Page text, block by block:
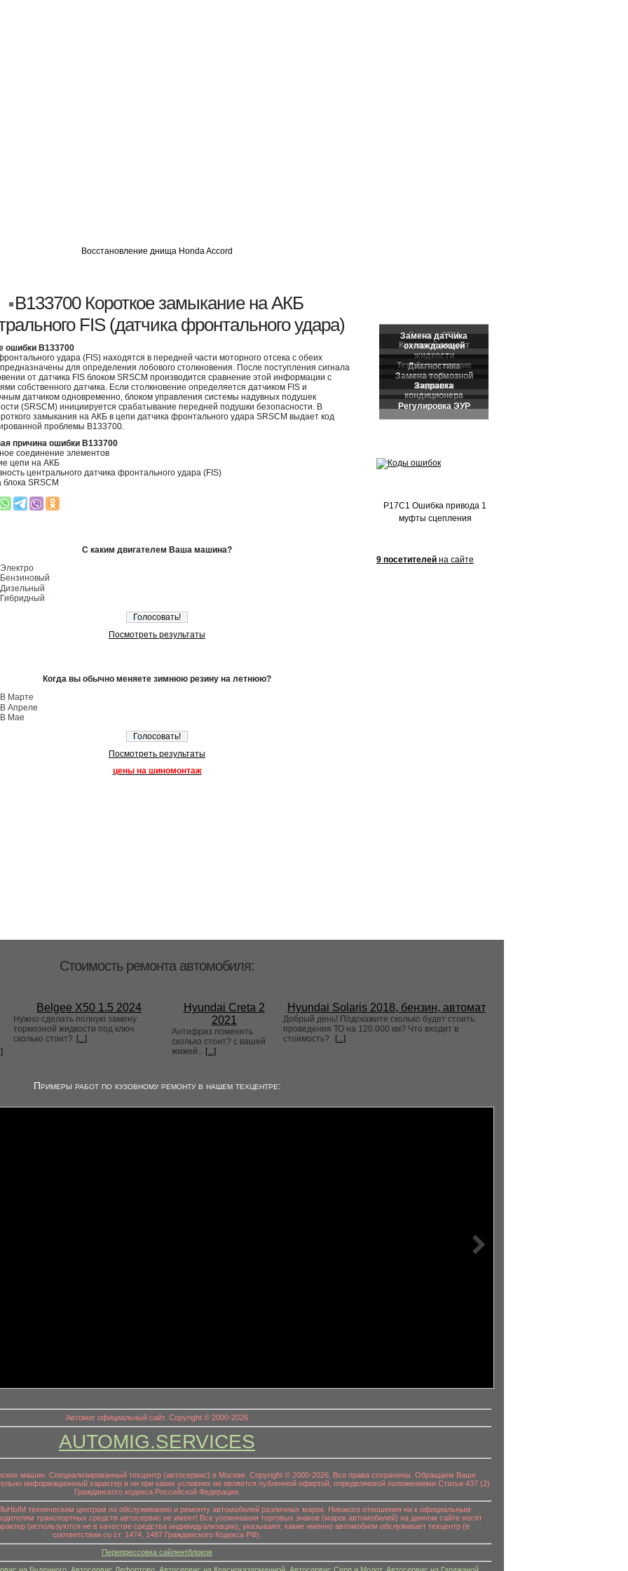
Восстановление днища Honda Accord
B133700 Короткое замыкание на АКБ
FIS (датчика фронтального удара)
ошибки B133700
удара (FIS) находятся в передней части моторного отсека с обеих
для определения лобового столкновения. После поступления сигнала
от датчика FIS блоком SRSCM производится сравнение этой информации с
собственного датчика. Если столкновение определяется датчиком FIS и
датчиком одновременно, блоком управления системы надувных подушек
(SRSCM) инициируется срабатывание передней подушки безопасности. В
замыкания на АКБ в цепи датчика фронтального удара SRSCM выдает код
проблемы B133700.
причина ошибки B133700
соединение элементов
цепи на АКБ
центрального датчика фронтального удара (FIS)
блока SRSCM
С каким двигателем Ваша машина?
Электро
Бензиновый
Дизельный
Гибридный
Посмотреть результаты
Когда вы обычно меняете зимнюю резину на летнюю?
В Марте
В Апреле
В Мае
Посмотреть результаты
цены на шиномонтаж
P17C1 Ошибка привода 1
муфты сцепления
9 посетителей на сайте
Стоимость ремонта автомобиля:
Belgee X50 1.5 2024
Нужно сделать полную замену
тормозной жидкости под ключ
сколько стоит? [...]
Hyundai Creta 2
2021
Антифриз поменять
сколько стоит? с вашей
жижей.. [...]
Hyundai Solaris 2018, бензин, автомат
Добрый день! Подскажите сколько будет стоить
проведения ТО на 120 000 км? Что входит в
стоимость?
[...]
Примеры работ по кузовному ремонту в нашем техцентре:
Автомиг официальный сайт. Copyright © 2000-2026
AUTOMIG.SERVICES
машин. Специализированный техцентр (автосервис) в Москве. Copyright © 2000-2026. Все права сохранены. Обращаем Ваше
информационный характер и ни при каких условиях не является публичной офертой, определяемой положениями Статьи 437 (2)
Гражданского кодекса Российской Федерации.
техническим центром по обслуживанию и ремонту автомобилей различных марок. Никакого отношения ни к официальным
транспортных средств автосервис не имеет! Все упоминания торговых знаков (марок автомобилей) на данном сайте носят
(используются не в качестве средства индивидуализации), указывают, какие именно автомобили обслуживает техцентр (в
соответствии со ст. 1474, 1487 Гражданского Кодекса РФ).
Перепрессовка сайлентблоков